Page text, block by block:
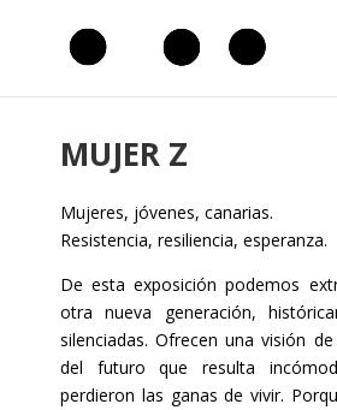
MUJER Z
Mujeres, jóvenes, canarias.
Resistencia, resiliencia, esperanza.
De esta exposición podemos
otra nueva generación,
silenciadas. Ofrecen una visión
del futuro que resulta
perdieron las ganas de vivir.